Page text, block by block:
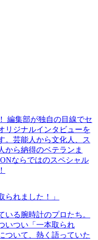
編集部が独自の目線でセ
リジナルインタビューを
。芸能人から文化人、ス
から納得のベテランま
ならではのスペシャル
られました！」
る腕時計のプロたち。
いつい「一本取られ
ついて、熱く語っていた